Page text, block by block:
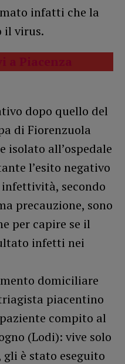
infatti che la
il virus.
dopo quello del
di Fiorenzuola
isolato all’ospedale
l’esito negativo
infettività, secondo
precauzione, sono
per capire se il
infetti nei
domiciliare
piacentino
compito al
(Lodi): vive solo
è stato eseguito